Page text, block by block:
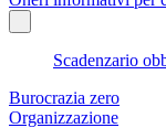
Scadenzario
Burocrazia zero
Organizzazione